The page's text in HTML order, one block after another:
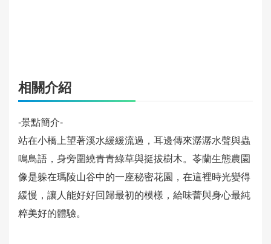
規
劃
快
訊
相關介紹
-景點簡介-
站在小橋上望著溪水緩緩流過，耳邊傳來潺潺水聲與蟲
鳴鳥語，身旁圍繞青青綠草與挺拔樹木。苓蘭生態農園
像是躲在瑪陵山谷中的一座秘密花園，在這裡時光變得
緩慢，讓人能好好回歸最初的模樣，給味蕾與身心最純
粹美好的體驗。